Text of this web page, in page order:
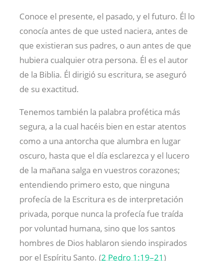
Conoce el presente, el pasado, y el futuro. Él lo
conocía antes de que usted naciera, antes de
que existieran sus padres, o aun antes de que
hubiera cualquier otra persona. Él es el autor
de la Biblia. Él dirigió su escritura, se aseguró
de su exactitud.
Tenemos también la palabra profética más
segura, a la cual hacéis bien en estar atentos
como a una antorcha que alumbra en lugar
oscuro, hasta que el día esclarezca y el lucero
de la mañana salga en vuestros corazones;
entendiendo primero esto, que ninguna
profecía de la Escritura es de interpretación
privada, porque nunca la profecía fue traída
por voluntad humana, sino que los santos
hombres de Dios hablaron siendo inspirados
por el Espíritu Santo. (2 Pedro 1:19–21)